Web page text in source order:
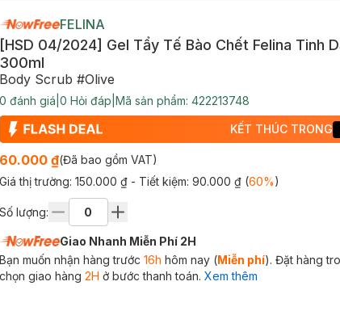
FELINA
[HSD 04/2024] Gel Tẩy Tế Bào Chết Felina Tinh
300ml
Body Scrub #Olive
0 đánh giá 0 Hỏi đáp Mã sản phẩm: 422213748
KẾT THÚC TRONG
60.000 ₫(Đã bao gồm VAT)
Giá thị trường: 150.000 ₫ - Tiết kiệm: 90.000 ₫(60%)
Số lượng:
Giao Nhanh Miễn Phí 2H
Bạn muốn nhận hàng trước 16h hôm nay (Miễn phí). Đặt hàng
chọn giao hàng 2H ở bước thanh toán. Xem thêm